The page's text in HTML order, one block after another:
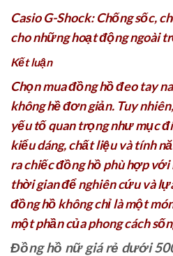
Casio G-Shock: Chống sốc,
cho những hoạt động ngoài
Kết luận
Chọn mua đồng hồ đeo tay
không hề đơn giản. Tuy
yếu tố quan trọng như mục
kiểu dáng, chất liệu và tính
ra chiếc đồng hồ phù hợp
thời gian để nghiên cứu và
đồng hồ không chỉ là một
một phần của phong cách
Đồng hồ nữ giá rẻ dưới